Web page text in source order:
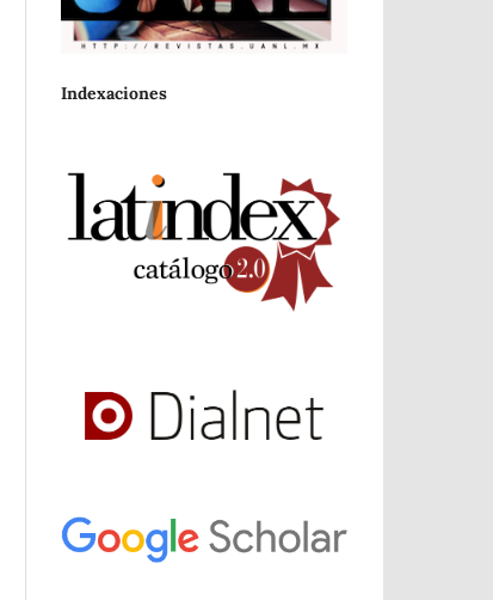
Indexaciones